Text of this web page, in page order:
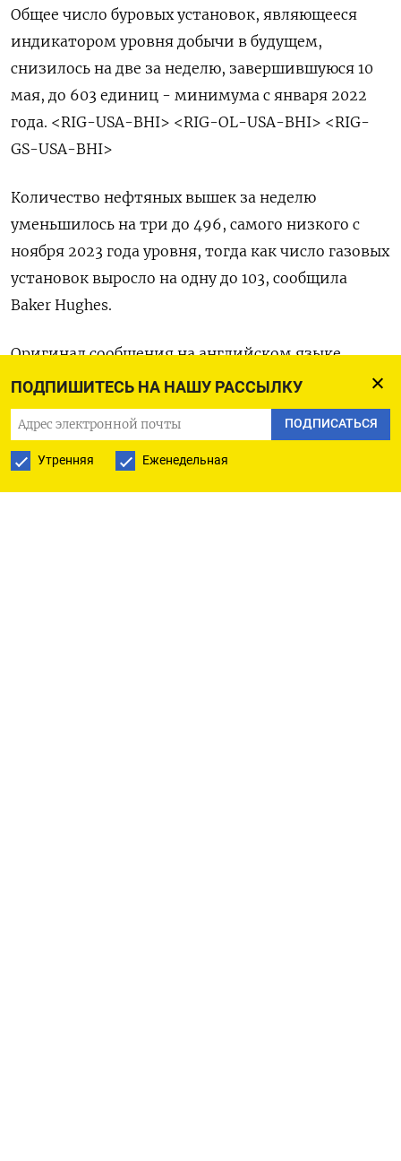
ПОДПИШИТЕСЬ НА НАШУ РАССЫЛКУ
ПОДПИСАТЬСЯ
Утренняя Еженедельная
Общее число буровых установок, являющееся
индикатором уровня добычи в будущем,
снизилось на две за неделю, завершившуюся 10
мая, до 603 единиц - минимума с января 2022
года. <RIG-USA-BHI> <RIG-OL-USA-BHI> <RIG-
GS-USA-BHI>
Количество нефтяных вышек за неделю
уменьшилось на три до 496, самого низкого с
ноября 2023 года уровня, тогда как число газовых
установок выросло на одну до 103, сообщила
Baker Hughes.
Оригинал сообщения на английском языке
доступен по коду: (Скотт ДиСавино)
ПОДПИСАТЬСЯ НА ТЕЛЕГРАМ